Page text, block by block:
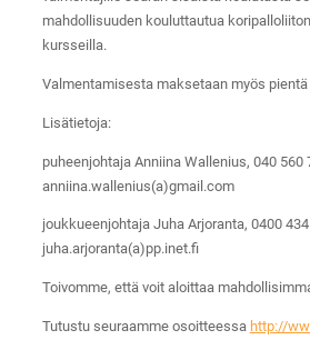
mahdollisuuden kouluttautua
kursseilla.
Valmentamisesta maksetaan myös
Lisätietoja:
puheenjohtaja Anniina Wallenius, 040 560
anniina.wallenius(a)gmail.com
joukkueenjohtaja Juha Arjoranta, 0400 434
juha.arjoranta(a)pp.inet.fi
Toivomme, että voit aloittaa
Tutustu seuraamme osoitteessa http://